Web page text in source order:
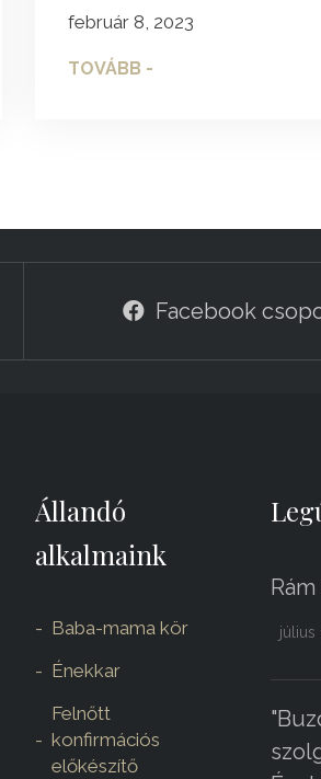
február 8, 2023
TOVÁBB -
Facebook
Állandó
alkalmaink
Baba-mama kör
Énekkar
Felnőtt
konfirmációs
előkészítő
július